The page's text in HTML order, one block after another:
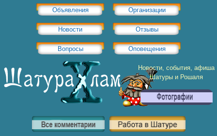
Объявления Организации
Новости Отзывы
Вопросы Оповещения
Новости, события, афиша
Шатуры и Рошаля